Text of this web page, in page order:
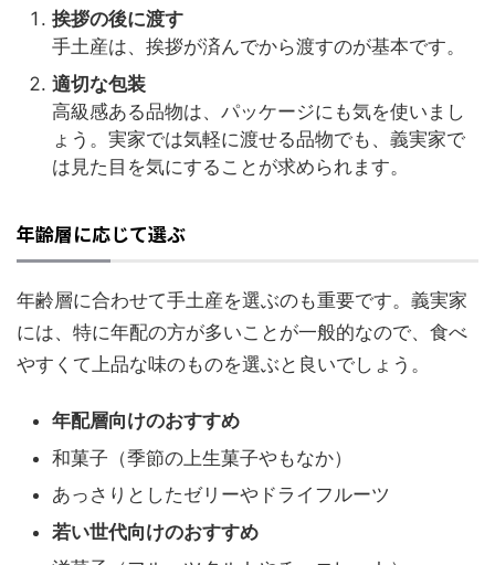
挨拶の後に渡す
手土産は、挨拶が済んでから渡すのが基本です。
適切な包装
高級感ある品物は、パッケージにも気を使いまし
ょう。実家では気軽に渡せる品物でも、義実家で
は見た目を気にすることが求められます。
年齢層に応じて選ぶ
年齢層に合わせて手土産を選ぶのも重要です。義実家
には、特に年配の方が多いことが一般的なので、食べ
やすくて上品な味のものを選ぶと良いでしょう。
年配層向けのおすすめ
和菓子（季節の上生菓子やもなか）
あっさりとしたゼリーやドライフルーツ
若い世代向けのおすすめ